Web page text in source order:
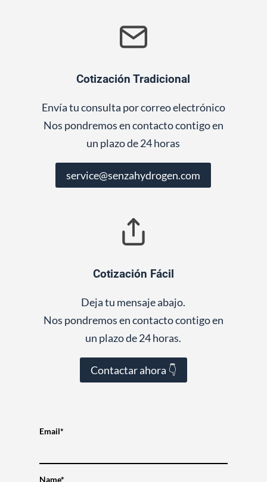
Cotización Tradicional
Envía tu consulta por correo electrónico
Nos pondremos en contacto contigo en
un plazo de 24 horas
service@senzahydrogen.com
Cotización Fácil
Deja tu mensaje abajo.
Nos pondremos en contacto contigo en
un plazo de 24 horas.
Contactar ahora 👇
Email*
Name*